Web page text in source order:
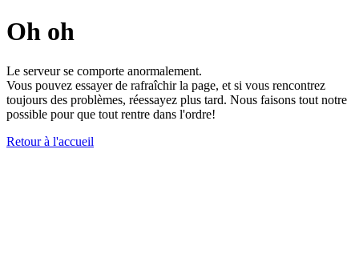
Oh oh
Le serveur se comporte anormalement.
Vous pouvez essayer de rafraîchir la page, et si vous rencontrez
toujours des problèmes, réessayez plus tard. Nous faisons tout notre
possible pour que tout rentre dans l'ordre!
Retour à l'accueil